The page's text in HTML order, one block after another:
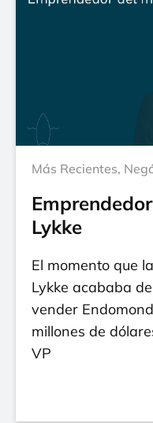
Más Recientes,
Lykke
El momento que
Lykke acababa de
vender
millones de
VP